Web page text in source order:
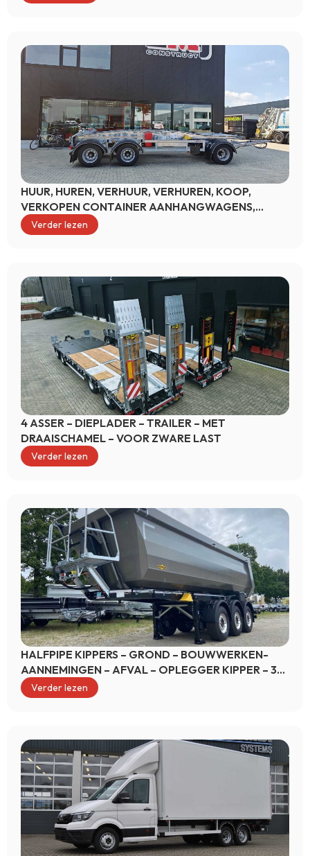
HUUR, HUREN, VERHUUR, VERHUREN, KOOP,
VERKOPEN CONTAINER AANHANGWAGENS,
DIEPLADERS EN OPLEGGERS
Verder lezen
4 ASSER – DIEPLADER – TRAILER – MET
DRAAISCHAMEL – VOOR ZWARE LAST
Verder lezen
HALFPIPE KIPPERS – GROND – BOUWWERKEN-
AANNEMINGEN – AFVAL – OPLEGGER KIPPER – 30
TON
Verder lezen